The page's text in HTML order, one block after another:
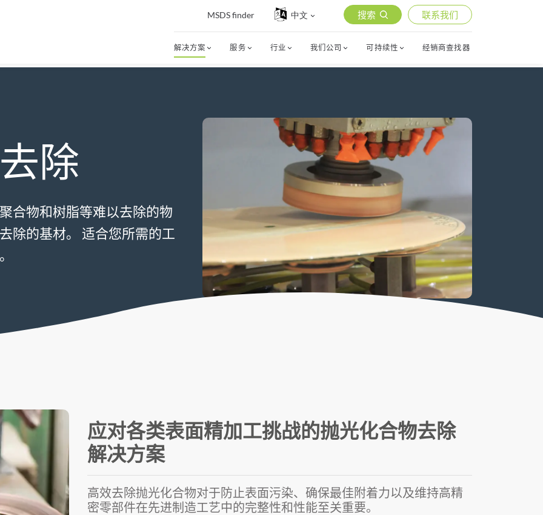
MSDS finder 中文 搜索 联系我们
解决方案 服务 行业 我们公司 可持续性 经销商查找器
除
合物和树脂等难以去除的物
除的基材。 适合您所需的工
应对各类表面精加工挑战的抛光化合物去除
解决方案
高效去除抛光化合物对于防止表面污染、确保最佳附着力以及维持高精
密零部件在先进制造工艺中的完整性和性能至关重要。